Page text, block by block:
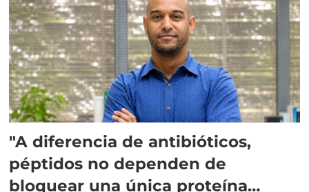
"A diferencia de antibióticos,
péptidos no dependen de
bloquear una única proteína